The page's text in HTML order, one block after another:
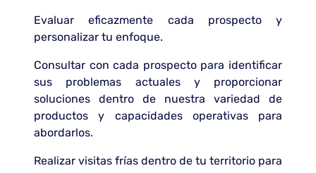
Evaluar eficazmente cada prospecto y
personalizar tu enfoque.
Consultar con cada prospecto para identificar
sus problemas actuales y proporcionar
soluciones dentro de nuestra variedad de
productos y capacidades operativas para
abordarlos.
Realizar visitas frías dentro de tu territorio para